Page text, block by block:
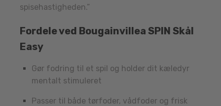
spisehastigheden.”
Fordele ved Bougainvillea SPIN Skål
Easy
Gør fodring til et spil og holder dit kæledyr
mentalt stimuleret
Passer til både tørfoder, vådfoder og frisk